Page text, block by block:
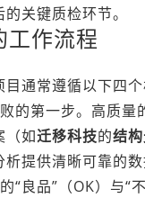
关键质检环节。
工作流程
通常遵循以下四
的第一步。高质
（如迁移科技的结
提供清晰可靠的
“良品”（OK）与